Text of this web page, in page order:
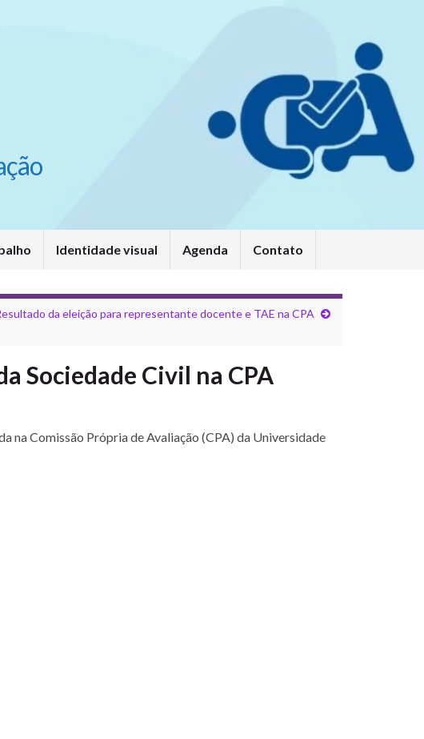
Identidade visual Agenda Contato
da eleição para representante docente e TAE na CPA
Sociedade Civil na CPA
na Comissão Própria de Avaliação (CPA) da Universidade